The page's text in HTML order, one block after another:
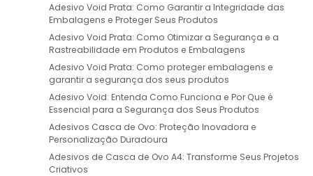
Adesivo Void Prata: Como Garantir a Integridade das
Embalagens e Proteger Seus Produtos
Adesivo Void Prata: Como Otimizar a Segurança e a
Rastreabilidade em Produtos e Embalagens
Adesivo Void Prata: Como proteger embalagens e
garantir a segurança dos seus produtos
Adesivo Void: Entenda Como Funciona e Por Que é
Essencial para a Segurança dos Seus Produtos
Adesivos Casca de Ovo: Proteção Inovadora e
Personalização Duradoura
Adesivos de Casca de Ovo A4: Transforme Seus Projetos
Criativos